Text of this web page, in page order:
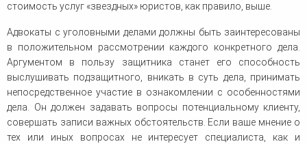
стоимость услуг «звездных» юристов, как правило, выше.
Адвокаты с уголовными делами должны быть заинтересованы
в положительном рассмотрении каждого конкретного дела.
Аргументом в пользу защитника станет его способность
выслушивать подзащитного, вникать в суть дела, принимать
непосредственное участие в ознакомлении с особенностями
дела. Он должен задавать вопросы потенциальному клиенту,
совершать записи важных обстоятельств. Если ваше мнение о
тех или иных вопросах не интересует специалиста, как и